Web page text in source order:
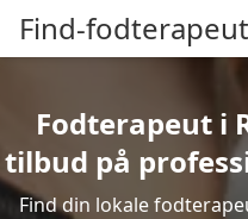
Find-
Fodterapeut i
tilbud på
Find din lokale